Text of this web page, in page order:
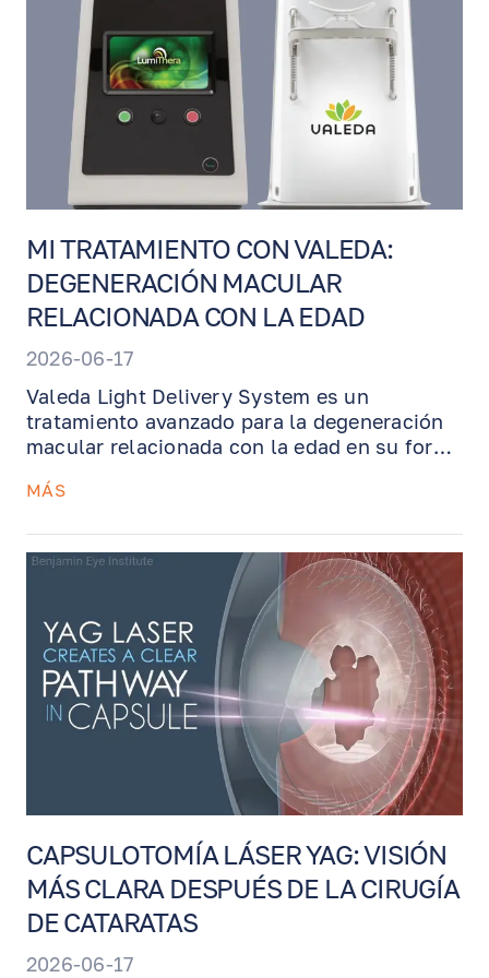
continua durante varios días y el Dr.
Benjamin lo retira en una visita de
seguimiento.
MI TRATAMIENTO CON VALEDA:
DEGENERACIÓN MACULAR
RELACIONADA CON LA EDAD
2026-06-17
Valeda Light Delivery System es un
tratamiento avanzado para la degeneración
macular relacionada con la edad en su forma
retina y ayudar a preservar la función visual.
— terapia de luz de baja intensidad con
longitudes de onda específicas — y se
realiza rápidamente, sin dolor, gotas,
inyecciones ni tiempo de recuperación.
MÁS
CAPSULOTOMÍA LÁSER YAG: VISIÓN
MÁS CLARA DESPUÉS DE LA CIRUGÍA
DE CATARATAS
2026-06-17